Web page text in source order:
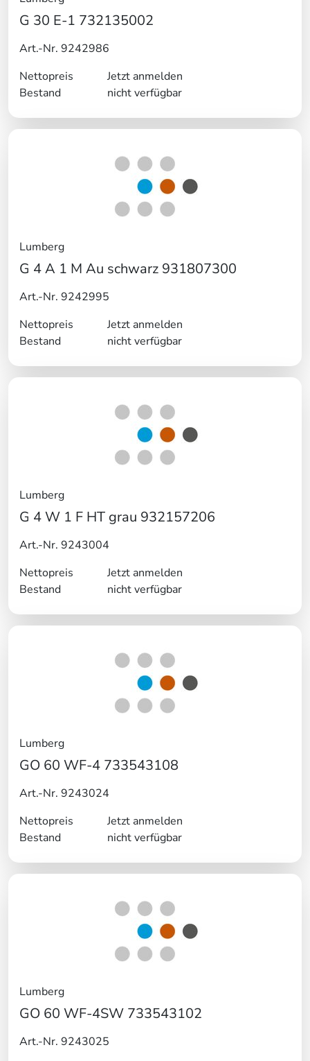
G 30 E-1 732135002
Art.-Nr. 9242986
Nettopreis
Jetzt anmelden
Bestand
nicht verfügbar
Lumberg
G 4 A 1 M Au schwarz 931807300
Art.-Nr. 9242995
Nettopreis
Jetzt anmelden
Bestand
nicht verfügbar
Lumberg
G 4 W 1 F HT grau 932157206
Art.-Nr. 9243004
Nettopreis
Jetzt anmelden
Bestand
nicht verfügbar
Lumberg
GO 60 WF-4 733543108
Art.-Nr. 9243024
Nettopreis
Jetzt anmelden
Bestand
nicht verfügbar
Lumberg
GO 60 WF-4SW 733543102
Art.-Nr. 9243025